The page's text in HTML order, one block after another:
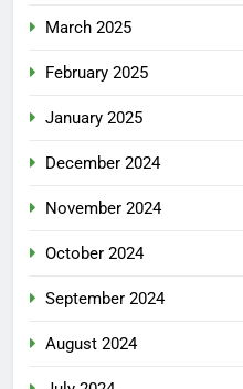
March 2025
February 2025
January 2025
December 2024
November 2024
October 2024
September 2024
August 2024